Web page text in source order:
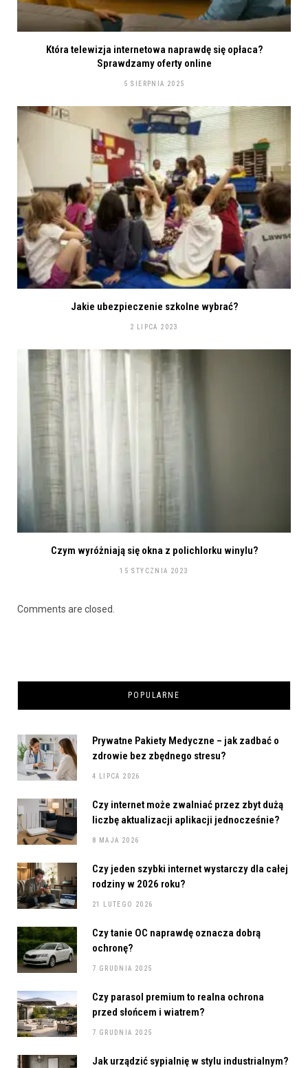
Która telewizja internetowa naprawdę się opłaca?
Sprawdzamy oferty online
5 SIERPNIA 2025
Jakie ubezpieczenie szkolne wybrać?
2 LIPCA 2023
Czym wyróżniają się okna z polichlorku winylu?
15 STYCZNIA 2023
Comments are closed.
POPULARNE
Prywatne Pakiety Medyczne – jak zadbać o
zdrowie bez zbędnego stresu?
4 LIPCA 2026
Czy internet może zwalniać przez zbyt dużą
liczbę aktualizacji aplikacji jednocześnie?
8 MAJA 2026
Czy jeden szybki internet wystarczy dla całej
rodziny w 2026 roku?
21 LUTEGO 2026
Czy tanie OC naprawdę oznacza dobrą
ochronę?
7 GRUDNIA 2025
Czy parasol premium to realna ochrona
przed słońcem i wiatrem?
7 GRUDNIA 2025
Jak urządzić sypialnię w stylu industrialnym?